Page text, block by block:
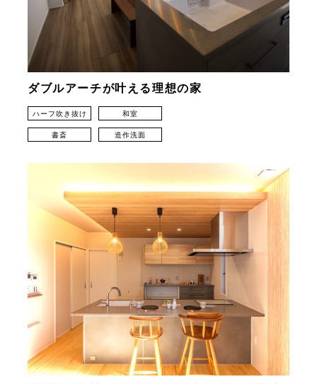
ダブルアーチが叶える理想の家
ハーフ吹き抜け 和室
書斎 造作洗面